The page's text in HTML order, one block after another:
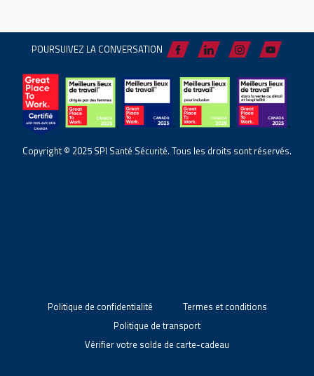
POURSUIVEZ LA CONVERSATION
Copyright © 2025 SPI Santé Sécurité. Tous les droits sont réservés.
Politique de confidentialité
Termes et conditions
Politique de transport
Vérifier votre solde de carte-cadeau